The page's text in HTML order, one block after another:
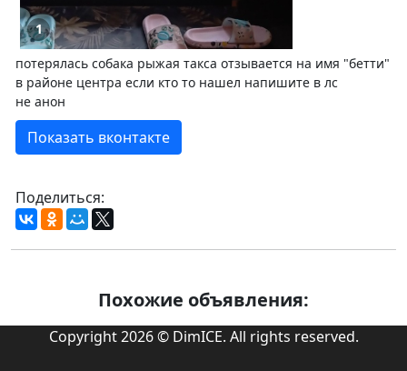
1
потерялась собака рыжая такса отзывается на имя "бетти"
в районе центра если кто то нашел напишите в лс
не анон
Показать вконтакте
Поделиться:
Похожие объявления:
Copyright 2026 © DimICE. All rights reserved.